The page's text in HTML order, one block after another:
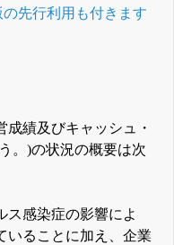
先行利用も付きます
績及びキャッシュ・
。)の状況の概要は次
ス感染症の影響によ
いることに加え、企業